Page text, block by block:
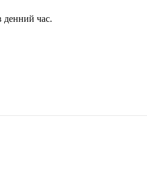
денний час.